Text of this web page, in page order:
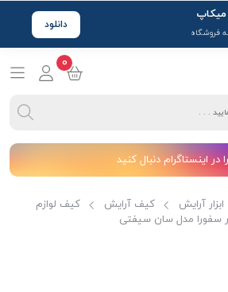
میکاپ
فروشگاه
دانلود
0
در اینستاگرام دنبال کنید
ابزار آرایش کیف آرایش
کیف لوازم
سفورا مدل سان سیفتی